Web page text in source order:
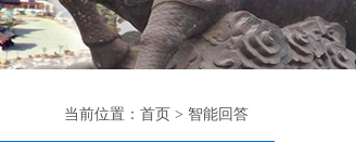
当前位置： 首页 > 智能回答